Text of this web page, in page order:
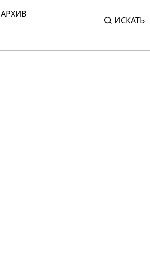
АРХИВ
ИСКАТЬ